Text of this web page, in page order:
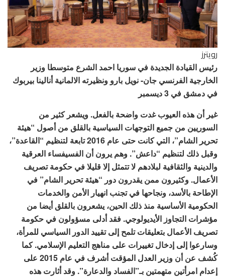
رويترز
رئيس القيادة الجديدة في سوريا احمد الشرع متوسطا وزير
الخارجية الفرنسي جان- نويل بارو ونظيرته الالمانية أنالينا بيربوك
في دمشق في 3 ديسمبر
غير أن هذه العيوب غدت واضحة بالفعل. ويشعر كثير من
السوريين من جميع التوجهات السياسية بالقلق من أصول “هيئة
تحرير الشام”، التي كانت حتى عام 2016 تابعة لتنظيم “القاعدة”،
وقبل ذلك لتنظيم “داعش”. وهم يرون أن الفسيفساء العرقية
والدينية والثقافية لبلادهم لا تتمثل إلا قليلا في حكومة تصريف
الأعمال. وكثيرون ممن يقدرون دور “هيئة تحرير الشام” في
الإطاحة بالأسد، ونجاحها في تجنب انهيار الأمن والخدمات
الحكومية الأساسية منذ ذلك الحين، يشعرون بالقلق أيضا من
مؤشرات التجاوز الأيديولوجي. فقد أدلى مسؤولون في حكومة
تصريف الأعمال بتعليقات تلمح إلى تقييد الدور السياسي للمرأة،
وسارعوا إلى إدخال تغييرات على مناهج التعليم الإسلامي. كما
كُشف عن أن وزير العدل المؤقت أشرف في عام 2015 على
إعدام امرأتين متهمتين بـ”الفساد والدعارة”. وقد أثارت هذه